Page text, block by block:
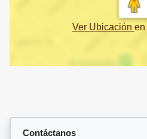
Ver Ubicación en
Contáctanos